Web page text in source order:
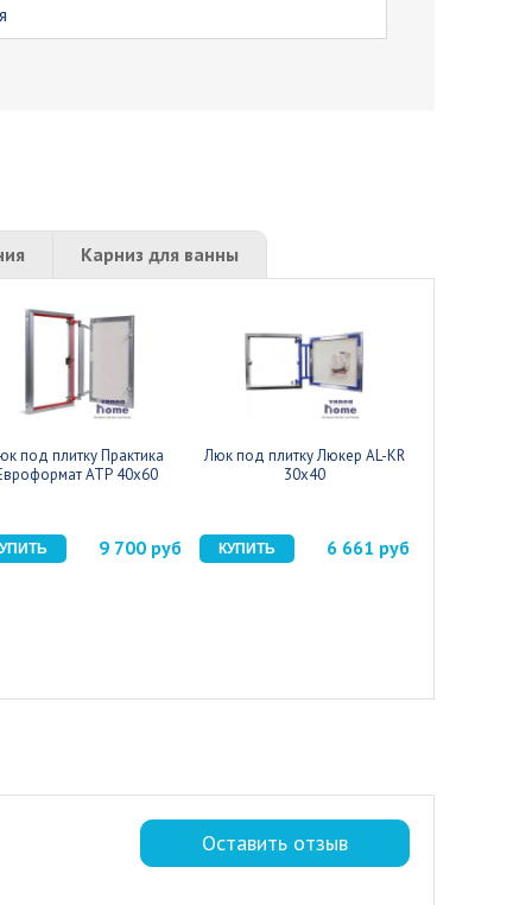
Карниз для ванны
под плитку Практика
АТР 40x60
9 700 руб
Люк под плитку Люкер AL-KR
30x40
6 661 руб
Оставить отзыв